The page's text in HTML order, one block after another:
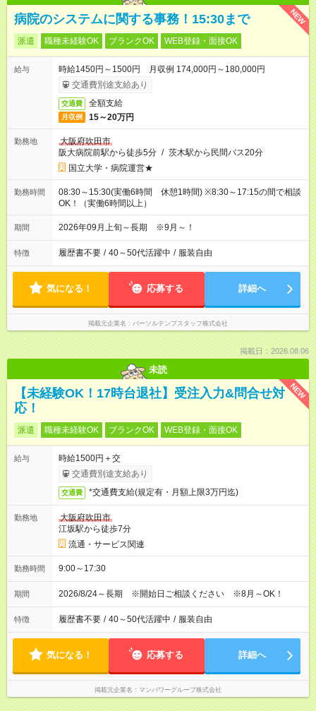
NEW
病院のシステムに関する事務！15:30まで
派遣 職種未経験OK ブランクOK WEB登録・面接OK
給与
時給1450円～1500円 月収例 174,000円～180,000円
交通費別途支給あり
交通費 全額支給
月収例 15～20万円
勤務地
大阪府吹田市
阪大病院前駅から徒歩5分 / 茨木駅から民間バス20分
国立大学・病院運営★
勤務時間
08:30～15:30(実働6時間 休憩1時間) ※8:30～17:15の間で相談
OK！（実働6時間以上）
期間 2026年09月上旬～長期 ※9月～！
特徴 履歴書不要 / 40～50代活躍中 / 服装自由
気になる！ 応募する 詳細へ
掲載元企業名 パーソルテンプスタッフ株式会社
掲載日：2026.08.06
未読
NEW
【未経験OK！17時台退社】受注入力&問合せ対
応！
派遣 職種未経験OK ブランクOK WEB登録・面接OK
給与
時給1500円＋交
交通費別途支給あり
交通費 *交通費支給(規定有・月額上限3万円迄)
勤務地
大阪府吹田市
江坂駅から徒歩7分
流通・サービス関連
勤務時間 9:00～17:30
期間 2026/8/24～長期 ※開始日ご相談ください ※8月～OK！
特徴 履歴書不要 / 40～50代活躍中 / 服装自由
気になる！ 応募する 詳細へ
掲載元企業名 マンパワーグループ株式会社